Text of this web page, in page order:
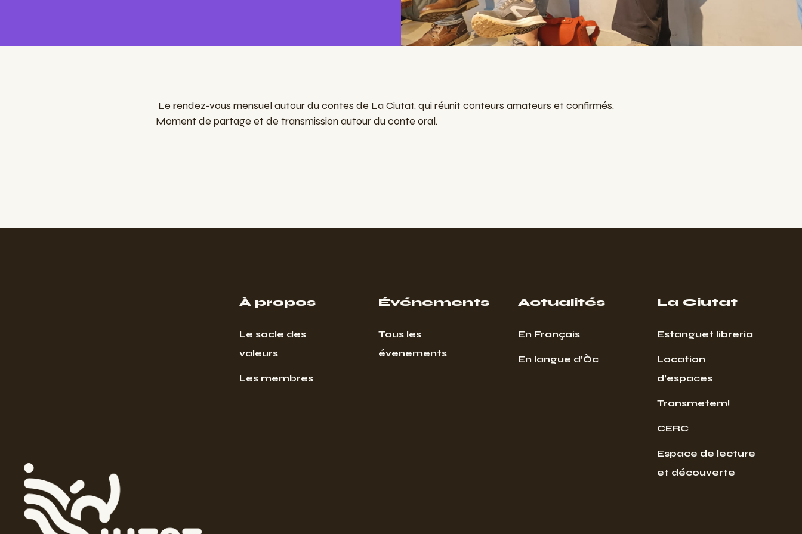
Le rendez-vous mensuel autour du contes de La Ciutat, qui réunit conteurs amateurs et confirmés.
Moment de partage et de transmission autour du conte oral.
À propos
Le socle des
valeurs
Les membres
Événements
Tous les
évenements
Actualités
En Français
En langue d’Òc
La Ciutat
Estanguet libreria
Location
d’espaces
Transmetem!
CERC
Espace de lecture
et découverte